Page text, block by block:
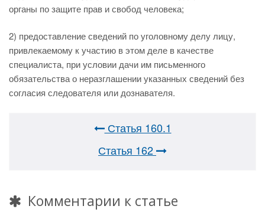
органы по защите прав и свобод человека;
2) предоставление сведений по уголовному делу лицу,
привлекаемому к участию в этом деле в качестве
специалиста, при условии дачи им письменного
обязательства о неразглашении указанных сведений без
согласия следователя или дознавателя.
Статья 160.1
Статья 162
Комментарии к статье